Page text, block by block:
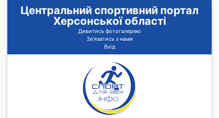
Центральний спортивний портал
Херсонської області
Дивитись фотогалерею
Зв'язатись з нами
Вхід